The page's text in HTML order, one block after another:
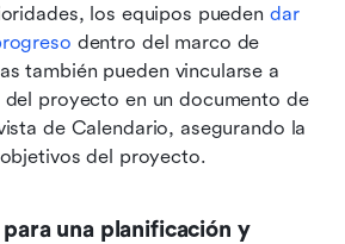
los equipos pueden dar
dentro del marco de
también pueden vincularse a
proyecto en un documento de
de Calendario, asegurando la
del proyecto.
una planificación y